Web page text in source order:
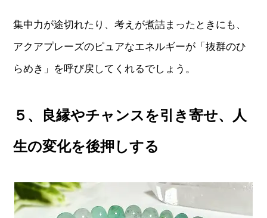
集中力が途切れたり、考えが煮詰まったときにも、
アクアプレーズのピュアなエネルギーが「抜群のひ
らめき」を呼び戻してくれるでしょう。
５、良縁やチャンスを引き寄せ、人
生の変化を後押しする